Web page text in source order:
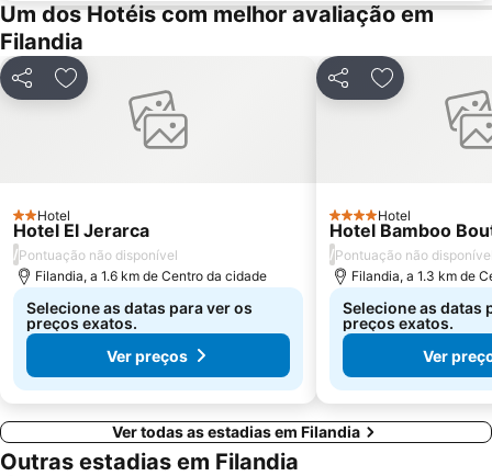
Um dos Hotéis com melhor avaliação em
Filandia
PartilharAdicionar aos favoritos
2 Estrelas
Hotel
Hotel El Jerarca
/Pontuação não disponível
Filandia, a 1.6 km de Centro da cidade
Selecione as datas para ver os
preços exatos.
Ver preços
PartilharAdicionar
4 Estrelas
Hotel
Hotel Bamboo
/Pontuação não
Filandia, a 1.3 km de
Selecione as datas
preços exatos.
Ver
Ver todas as estadias em Filandia
Outras estadias em Filandia